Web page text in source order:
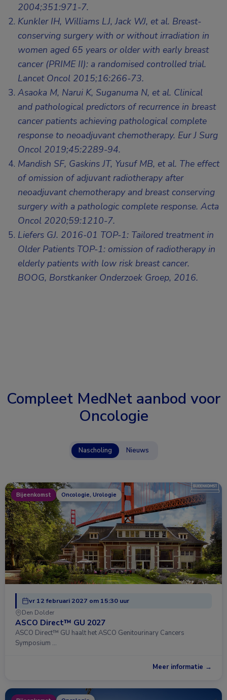
2004;351:971-7.
Kunkler IH, Williams LJ, Jack WJ, et al. Breast-
conserving surgery with or without irradiation in
women aged 65 years or older with early breast
cancer (PRIME II): a randomised controlled trial.
Lancet Oncol 2015;16:266-73.
Asaoka M, Narui K, Suganuma N, et al. Clinical
and pathological predictors of recurrence in breast
cancer patients achieving pathological complete
response to neoadjuvant chemotherapy. Eur J Surg
Oncol 2019;45:2289-94.
Mandish SF, Gaskins JT, Yusuf MB, et al. The effect
of omission of adjuvant radiotherapy after
neoadjuvant chemotherapy and breast conserving
surgery with a pathologic complete response. Acta
Oncol 2020;59:1210-7.
Liefers GJ. 2016-01 TOP-1: Tailored treatment in
Older Patients TOP-1: omission of radiotherapy in
elderly patients with low risk breast cancer.
BOOG, Borstkanker Onderzoek Groep, 2016.
Compleet MedNet aanbod voor
Oncologie
Nascholing Nieuws
Bijeenkomst Oncologie, Urologie
vr 12 februari 2027 om 15:30 uur
Den Dolder
ASCO Direct™ GU 2027
ASCO Direct™ GU haalt het ASCO Genitourinary Cancers
Symposium …
Meer informatie →